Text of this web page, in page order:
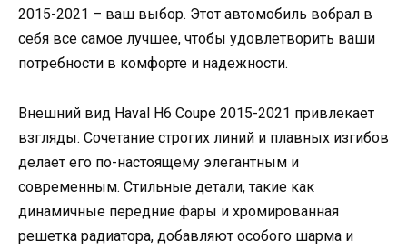
2015-2021 – ваш выбор. Этот автомобиль вобрал в
себя все самое лучшее, чтобы удовлетворить ваши
потребности в комфорте и надежности.
Внешний вид Haval H6 Coupe 2015-2021 привлекает
взгляды. Сочетание строгих линий и плавных изгибов
делает его по-настоящему элегантным и
современным. Стильные детали, такие как
динамичные передние фары и хромированная
решетка радиатора, добавляют особого шарма и